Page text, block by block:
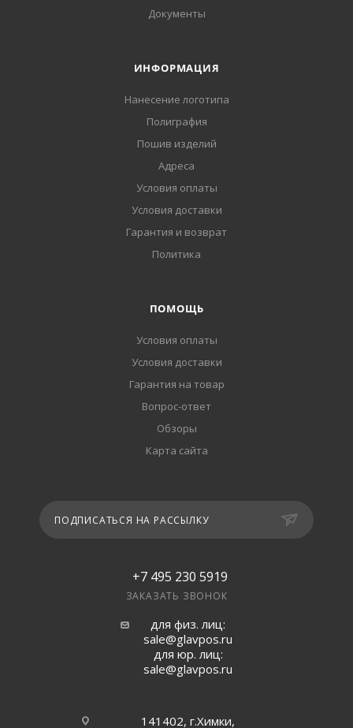
Документы
ИНФОРМАЦИЯ
Нанесение логотипа
Полиграфия
Пошив изделий
Адреса
Условия оплаты
Условия доставки
Гарантия и возврат
Политика
ПОМОЩЬ
Условия оплаты
Условия доставки
Гарантия на товар
Вопрос-ответ
Обзоры
Карта сайта
ПОДПИСАТЬСЯ НА РАССЫЛКУ
+7 495 230 5919
ЗАКАЗАТЬ ЗВОНОК
для физ. лиц:
sale@glavpos.ru
для юр. лиц:
sale@glavpos.ru
141402, г.Химки,